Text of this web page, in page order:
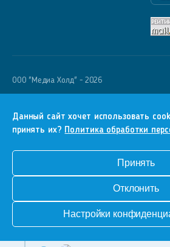
OOO "Медиа Холд" - 2026
16+
Информация для правообладателей
Условия
Конфиденциальность
Данный сайт хочет использовать
принять их? Политика обработки
Принять
Отклонить
Настройки